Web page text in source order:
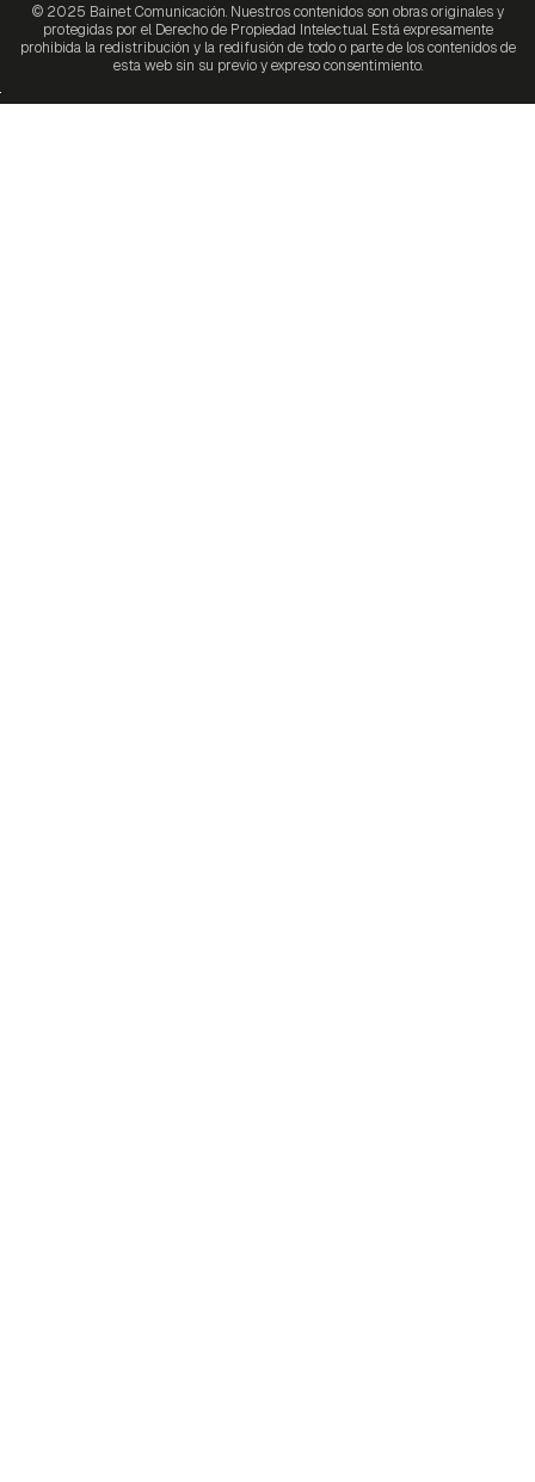
© 2025 Bainet Comunicación. Nuestros contenidos son obras originales y
protegidas por el Derecho de Propiedad Intelectual. Está expresamente
prohibida la redistribución y la redifusión de todo o parte de los contenidos de
esta web sin su previo y expreso consentimiento.